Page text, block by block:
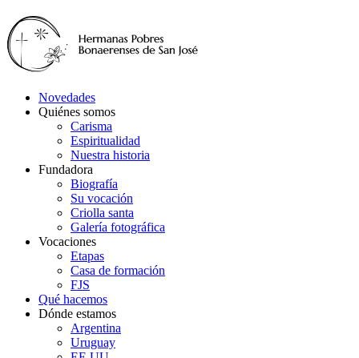
Novedades
Quiénes somos
Carisma
Espiritualidad
Nuestra historia
Fundadora
Biografía
Su vocación
Criolla santa
Galería fotográfica
Vocaciones
Etapas
Casa de formación
FJS
Qué hacemos
Dónde estamos
Argentina
Uruguay